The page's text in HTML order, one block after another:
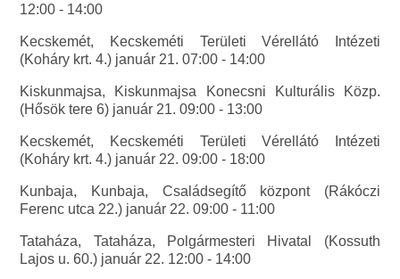
12:00 - 14:00
Kecskemét, Kecskeméti Területi Vérellátó Intézeti
(Koháry krt. 4.) január 21. 07:00 - 14:00
Kiskunmajsa, Kiskunmajsa Konecsni Kulturális Közp.
(Hősök tere 6) január 21. 09:00 - 13:00
Kecskemét, Kecskeméti Területi Vérellátó Intézeti
(Koháry krt. 4.) január 22. 09:00 - 18:00
Kunbaja, Kunbaja, Családsegítő központ (Rákóczi
Ferenc utca 22.) január 22. 09:00 - 11:00
Tataháza, Tataháza, Polgármesteri Hivatal (Kossuth
Lajos u. 60.) január 22. 12:00 - 14:00